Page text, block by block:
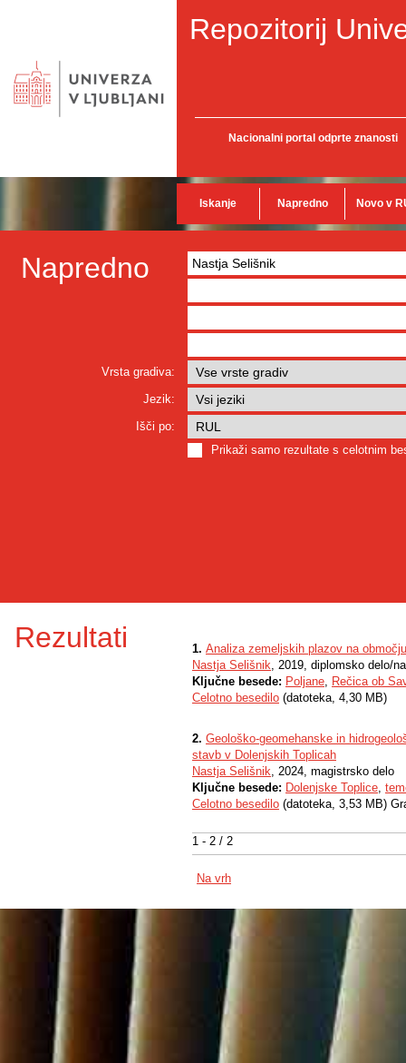
Repozitorij
Nacionalni portal odprte znanosti
Iskanje Napredno Novo v
Napredno
Vrsta gradiva:
Jezik:
Išči po:
Prikaži samo rezultate s celotnim
Rezultati
1 - 2 / 2
1. Analiza zemeljskih plazov na
Nastja Selišnik, 2019, diplomsko delo/
Ključne besede: Poljane, Rečica ob
Celotno besedilo (datoteka, 4,30 MB)
2. Geološko-geomehanske in
stavb v Dolenjskih Toplicah
Nastja Selišnik, 2024, magistrsko delo
Ključne besede: Dolenjske Toplice,
Celotno besedilo (datoteka, 3,53 MB)
Na vrh